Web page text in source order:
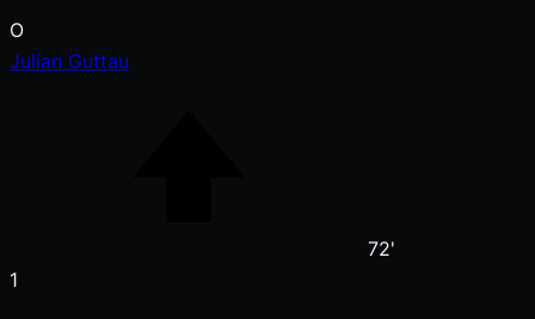
O
Julian Guttau
72'
1